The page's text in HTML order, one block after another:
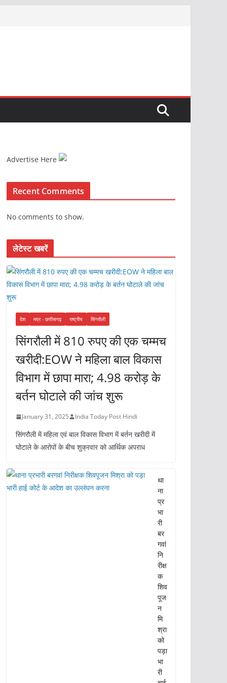
Advertise Here
Recent Comments
No comments to show.
लेटेस्ट खबरें
देश मप्र - छत्तीसगढ़ राष्ट्रीय सिंगरौली
सिंगरौली में 810 रुपए की एक चम्मच
खरीदी:EOW ने महिला बाल विकास
विभाग में छापा मारा; 4.98 करोड़ के
बर्तन घोटाले की जांच शुरू
January 31, 2025 India Today Post Hindi
सिंगरौली में महिला एवं बाल विकास विभाग में बर्तन खरीदी में
घोटाले के आरोपों के बीच शुक्रवार को आर्थिक अपराध
था
ना
प्र
भा
री
बर
गवां
नि
रीक्ष
क
शिव
पूज
न
मि
श्रा
को
पड़ा
भा
री